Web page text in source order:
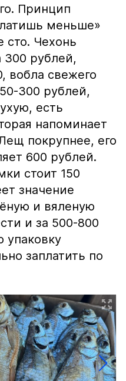
Принцип
меньше»
сто. Чехонь
300 рублей,
вобла свежего
300 рублей,
есть
напоминает
покрупнее, его
600 рублей.
стоит 150
значение
и вяленую
и за 500-800
упаковку
заплатить по